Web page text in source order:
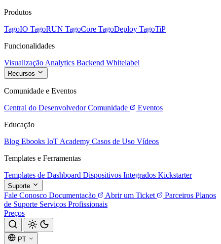
Produtos
TagoIO TagoRUN TagoCore TagoDeploy TagoTiP
Funcionalidades
Visualização Analytics Backend Whitelabel
Recursos
Comunidade e Eventos
Central do Desenvolvedor Comunidade
Eventos
Educação
Blog Ebooks IoT Academy Casos de Uso Vídeos
Templates e Ferramentas
Templates de Dashboard Dispositivos Integrados Kickstarter
Suporte
Fale Conosco Documentação Abrir um Ticket Parceiros Planos
de Suporte Serviços Profissionais
Preços
PT